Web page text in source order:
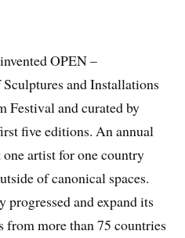
OPEN –
and Installations
Festival and curated by
five editions. An annual
artist for one country
of canonical spaces.
and expand its
more than 75 countries